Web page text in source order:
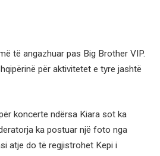
të angazhuar pas Big Brother VIP.
për aktivitetet e tyre jashtë
koncerte ndërsa Kiara sot ka
ka postuar një foto nga
atje do të regjistrohet Kepi i